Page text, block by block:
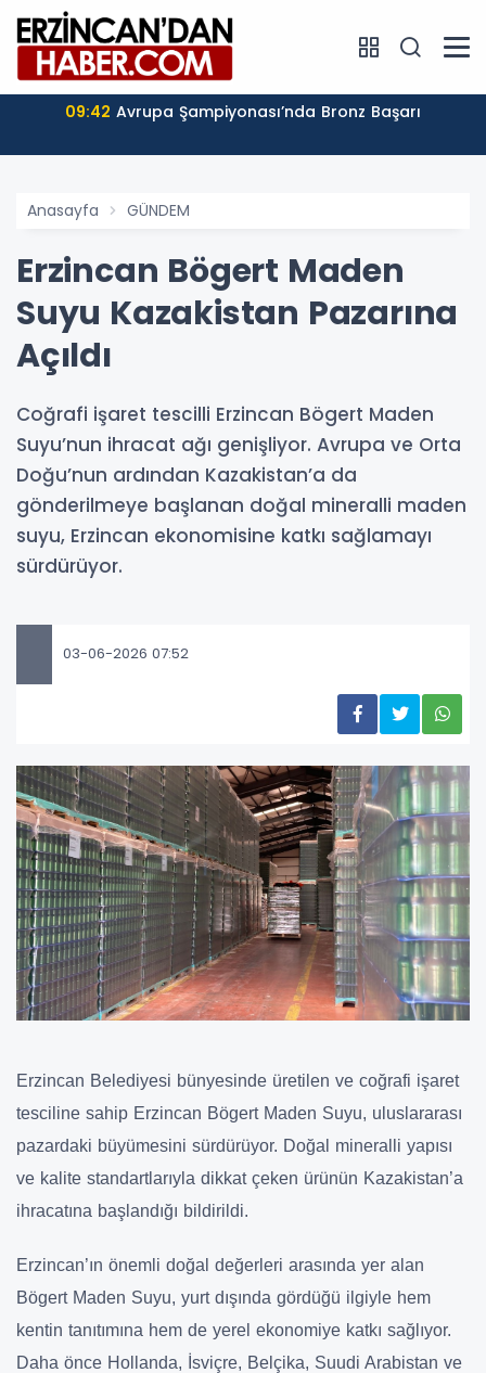
09:42 Avrupa Şampiyonası’nda Bronz Başarı
Anasayfa GÜNDEM
Erzincan Bögert Maden
Suyu Kazakistan Pazarına
Açıldı
Coğrafi işaret tescilli Erzincan Bögert Maden
Suyu’nun ihracat ağı genişliyor. Avrupa ve Orta
Doğu’nun ardından Kazakistan’a da
gönderilmeye başlanan doğal mineralli maden
suyu, Erzincan ekonomisine katkı sağlamayı
sürdürüyor.
03-06-2026 07:52
Erzincan Belediyesi bünyesinde üretilen ve coğrafi işaret
tesciline sahip Erzincan Bögert Maden Suyu, uluslararası
pazardaki büyümesini sürdürüyor. Doğal mineralli yapısı
ve kalite standartlarıyla dikkat çeken ürünün Kazakistan’a
ihracatına başlandığı bildirildi.
Erzincan’ın önemli doğal değerleri arasında yer alan
Bögert Maden Suyu, yurt dışında gördüğü ilgiyle hem
kentin tanıtımına hem de yerel ekonomiye katkı sağlıyor.
Daha önce Hollanda, İsviçre, Belçika, Suudi Arabistan ve